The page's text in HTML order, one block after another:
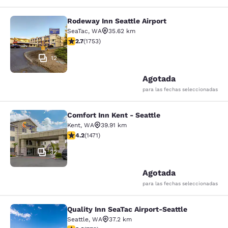
Rodeway Inn Seattle Airport
12
Rodeway Inn Seattle Airport
SeaTac, WA
35.62 km
Calificación de 2.68 estrellas. Razonable. 1753
2.7(1753)
Agotada
para las fechas seleccionadas
Comfort Inn Kent - Seattle
32
Comfort Inn Kent - Seattle
Kent, WA
39.91 km
Calificación de 4.22 estrellas. Excelente. 1471 reseñas
4.2(1471)
Agotada
para las fechas seleccionadas
Quality Inn SeaTac Airport-Seattle
Quality Inn SeaTac Airport-Seattle
Seattle, WA
37.2 km